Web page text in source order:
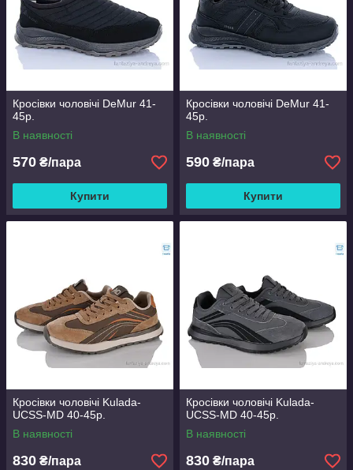
Кросівки чоловічі DeMur 41-
45р.
В наявності
570 ₴/пара
Купити
Кросівки чоловічі DeMur 41-
45р.
В наявності
590 ₴/пара
Купити
Кросівки чоловічі Kulada-
UCSS-MD 40-45р.
В наявності
830 ₴/пара
Кросівки чоловічі Kulada-
UCSS-MD 40-45р.
В наявності
830 ₴/пара